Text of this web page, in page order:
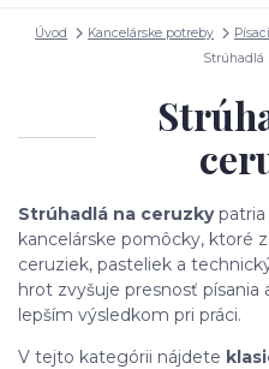
Úvod Kancelárske potreby
Strúhadlá
Strúhadlá na ceruzkypatria
kancelárske pomôcky, ktoré
ceruziek, pasteliek a
hrot zvyšuje presnosť písania
lepším výsledkom pri práci.
V tejto kategórii nájdete